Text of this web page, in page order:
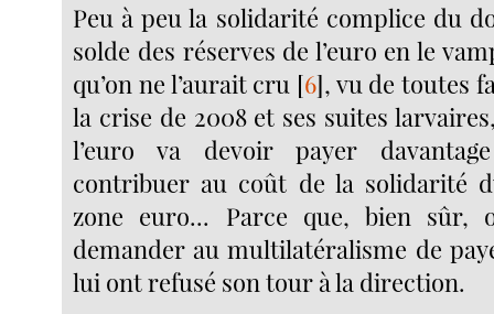
Peu à peu la solidarité complice du
solde des réserves de l’euro en le
qu’on ne l’aurait cru [6], vu de toutes
la crise de 2008 et ses suites
l’euro va devoir payer
contribuer au coût de la solidarité
zone euro... Parce que, bien sûr,
demander au multilatéralisme de
lui ont refusé son tour à la direction.